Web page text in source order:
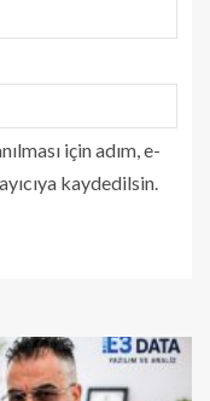
için adım, e-
kaydedilsin.